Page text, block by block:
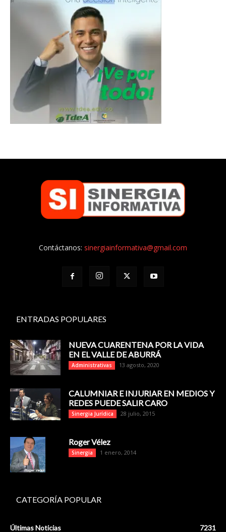
Contáctanos: sinergiainformativa@gmail.com
ENTRADAS POPULARES
NUEVA CUARENTENA POR LA VIDA
EN EL VALLE DE ABURRÁ
Administrativas 13 agosto, 2020
CALUMNIAR E INJURIAR EN MEDIOS Y
REDES PUEDE SALIR CARO
Sinergia Jurídica 28 julio, 2015
Roger Vélez
Sinergia 1 enero, 2014
CATEGORÍA POPULAR
Últimas Noticias 7231